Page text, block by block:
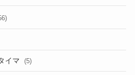
イマ (5)